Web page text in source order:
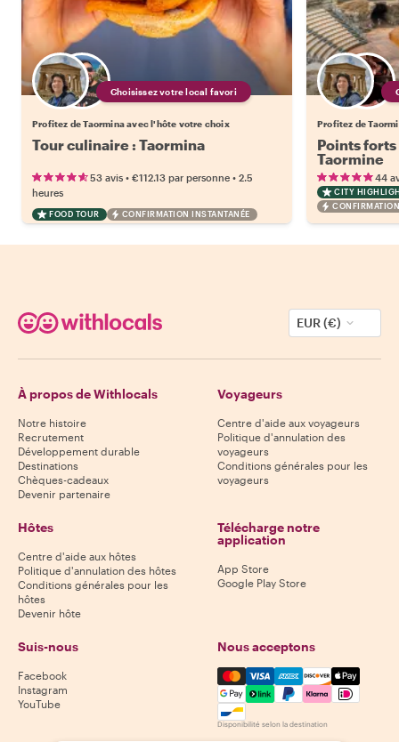
Choisissez votre local favori
Profitez de Taormina avec l'hôte votre choix
Tour culinaire : Taormina
53 avis • €112.13 par personne • 2.5
heures
FOOD TOUR CONFIRMATION INSTANTANÉE
Profitez de
Points
Taormine
44
CITY
EUR (€)
À propos de Withlocals
Notre histoire
Recrutement
Développement durable
Destinations
Chèques-cadeaux
Devenir partenaire
Voyageurs
Centre d'aide aux voyageurs
Politique d'annulation des
voyageurs
Conditions générales pour les
voyageurs
Hôtes
Centre d'aide aux hôtes
Politique d'annulation des hôtes
Conditions générales pour les
hôtes
Devenir hôte
Télécharge notre
application
App Store
Google Play Store
Suis-nous
Facebook
Instagram
YouTube
Nous acceptons
Mastercard, Visa, Amex,
Disponibilité selon la destination